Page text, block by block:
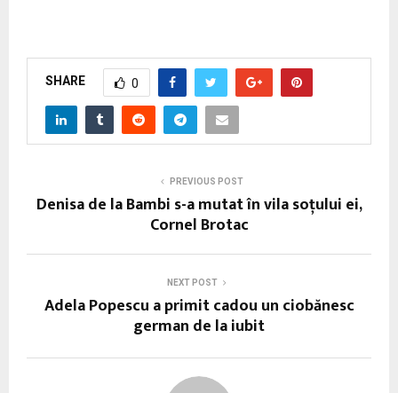
SHARE 0
PREVIOUS POST
Denisa de la Bambi s-a mutat în vila soţului ei,
Cornel Brotac
NEXT POST
Adela Popescu a primit cadou un ciobănesc
german de la iubit